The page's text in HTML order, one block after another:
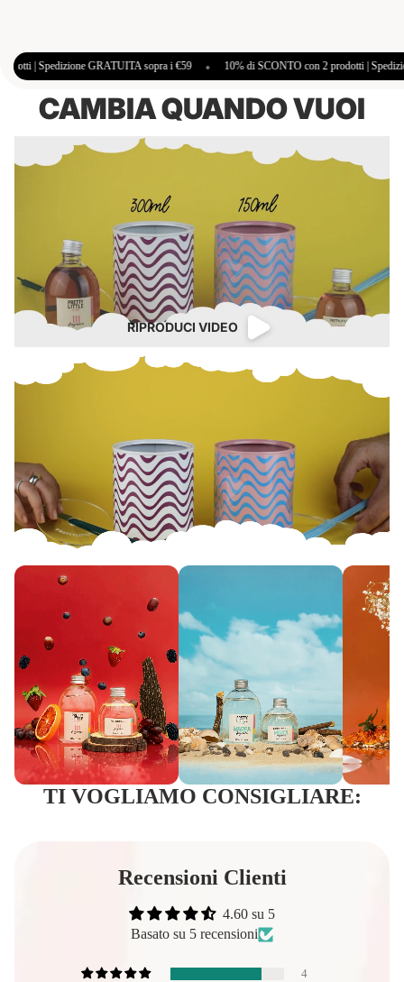
sopra i €59 • 10% di SCONTO con 2 prodotti | Spedizione GRATUITA sopra i
CAMBIA QUANDO VUOI
RIPRODUCI VIDEO
TI VOGLIAMO CONSIGLIARE:
Recensioni Clienti
4.60 su 5
Basato su 5 recensioni
4